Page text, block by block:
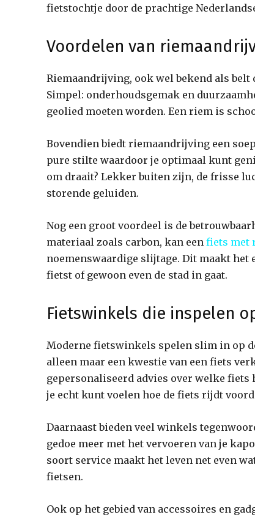
fietstochtje door de prachtige
Voordelen van
Riemaandrijving, ook wel bekend als
Simpel: onderhoudsgemak en
geolied moeten worden. Een riem is
Bovendien biedt riemaandrijving een
pure stilte waardoor je optimaal kunt
om draait? Lekker buiten zijn, de frisse
storende geluiden.
Nog een groot voordeel is de
materiaal zoals carbon, kan een fiets met
noemenswaardige slijtage. Dit maakt het
fietst of gewoon even de stad in gaat.
Fietswinkels die inspelen
Moderne fietswinkels spelen slim in op
alleen maar een kwestie van een fiets
gepersonaliseerd advies over welke
je echt kunt voelen hoe de fiets rijdt
Daarnaast bieden veel winkels
gedoe meer met het vervoeren van je
soort service maakt het leven net even
fietsen.
Ook op het gebied van accessoires en